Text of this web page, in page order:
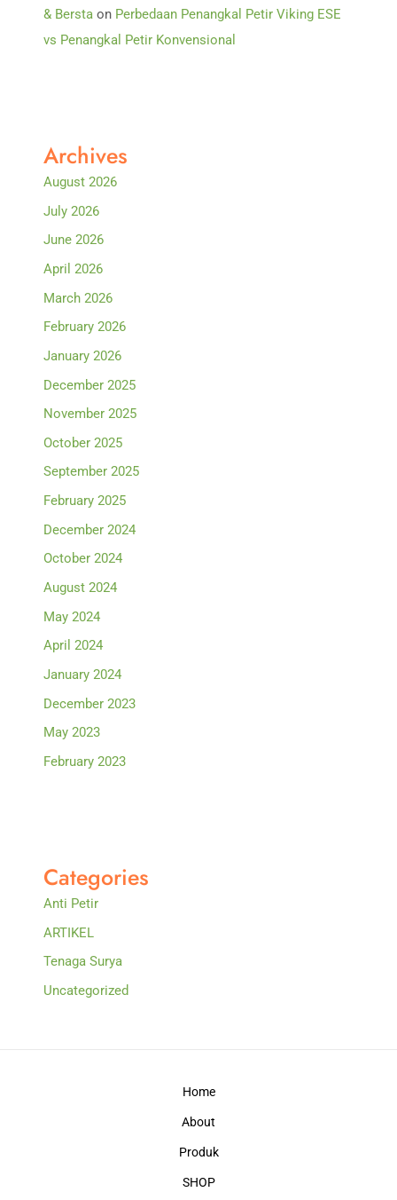
& Bersta on Perbedaan Penangkal Petir Viking ESE
vs Penangkal Petir Konvensional
Archives
August 2026
July 2026
June 2026
April 2026
March 2026
February 2026
January 2026
December 2025
November 2025
October 2025
September 2025
February 2025
December 2024
October 2024
August 2024
May 2024
April 2024
January 2024
December 2023
May 2023
February 2023
Categories
Anti Petir
ARTIKEL
Tenaga Surya
Uncategorized
Home
About
Produk
SHOP